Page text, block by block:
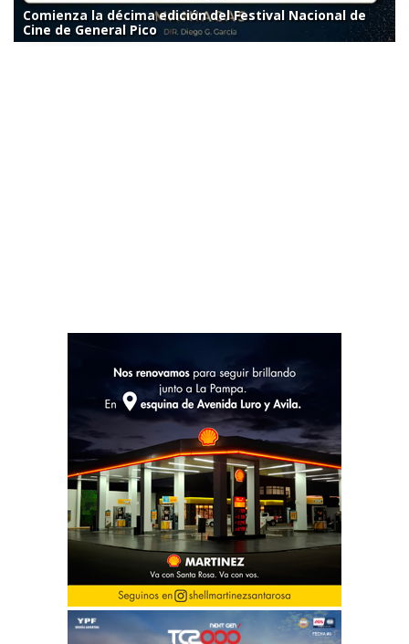
Comienza la décima edición del Festival Nacional de
Cine de General Pico